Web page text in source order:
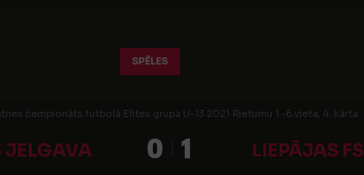
SPĒLES
čempionāts futbolā Elites grupa U-13 2021 Rietumu 1.-6.vieta, 4. kārta
JELGAVA 0 LIEPĀJAS FS
1